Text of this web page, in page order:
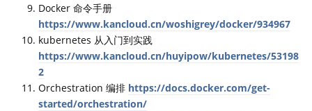
Docker 命令手册
https://www.kancloud.cn/woshigrey/docker/934967
kubernetes 从入门到实践
https://www.kancloud.cn/huyipow/kubernetes/53198
2
Orchestration 编排 https://docs.docker.com/get-
started/orchestration/